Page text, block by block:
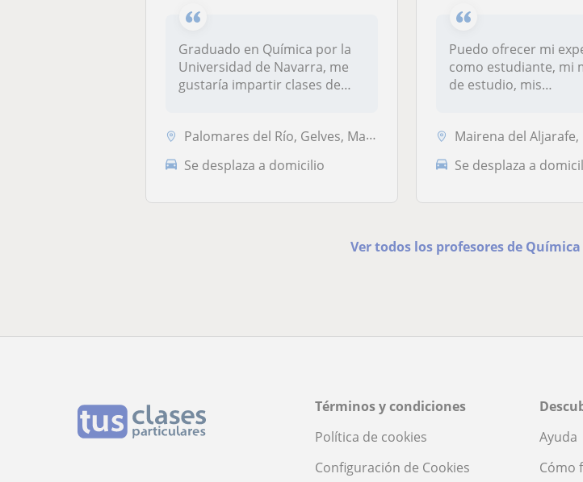
Graduado en Química por la
Universidad de Navarra, me
gustaría impartir clases de
Palomares del Río, Gelves, Mairena del Aljarafe, San Juan de Aznalfara...
Se desplaza a domicilio
Puedo ofrecer mi
como estudiante, mi
de estudio, mis
Mairena del Aljarafe, Gelves, Palomares del Río,
Se desplaza a
Ver todos los profesores de
Términos y condiciones
Política de cookies
Configuración de Cookies
Ayuda
Cómo